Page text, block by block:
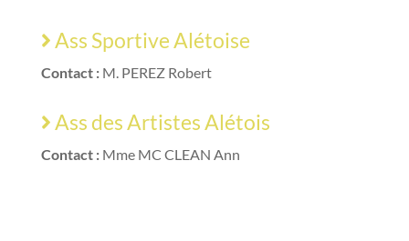
Ass Sportive Alétoise
Contact :M. PEREZ Robert
Ass des Artistes Alétois
Contact :Mme MC CLEAN Ann